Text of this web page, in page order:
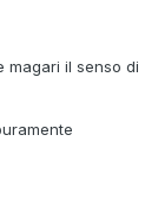
magari il senso di